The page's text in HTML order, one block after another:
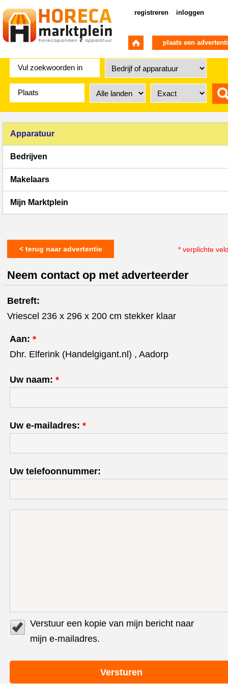
registreren inloggen
plaats een
Apparatuur
Bedrijven
Makelaars
Mijn Marktplein
< terug naar advertentie * verplichte
Neem contact op met adverteerder
Betreft:
Vriescel 236 x 296 x 200 cm stekker klaar
Aan: *
Dhr. Elferink (Handelgigant.nl) , Aadorp
Uw naam: *
Uw e-mailadres: *
Uw telefoonnummer:
Verstuur een kopie van mijn bericht naar
mijn e-mailadres.